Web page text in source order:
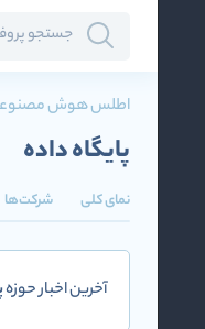
اطلس هوش
پایگاه داده
نمای کلی شرکت‌ها
آخرین اخبار حوزه